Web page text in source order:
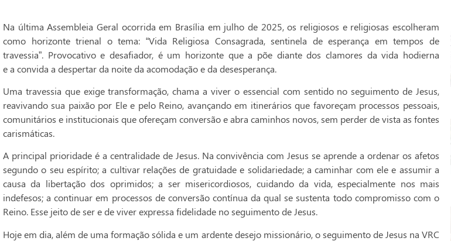
Na última Assembleia Geral ocorrida em Brasília em julho de 2025, os religiosos e religiosas escolheram
como horizonte trienal o tema: “Vida Religiosa Consagrada, sentinela de esperança em tempos de
travessia”. Provocativo e desafiador, é um horizonte que a põe diante dos clamores da vida hodierna
e a convida a despertar da noite da acomodação e da desesperança.
Uma travessia que exige transformação, chama a viver o essencial com sentido no seguimento de Jesus,
reavivando sua paixão por Ele e pelo Reino, avançando em itinerários que favoreçam processos pessoais,
comunitários e institucionais que ofereçam conversão e abra caminhos novos, sem perder de vista as fontes
carismáticas.
A principal prioridade é a centralidade de Jesus. Na convivência com Jesus se aprende a ordenar os afetos
segundo o seu espírito; a cultivar relações de gratuidade e solidariedade; a caminhar com ele e assumir a
causa da libertação dos oprimidos; a ser misericordiosos, cuidando da vida, especialmente nos mais
indefesos; a continuar em processos de conversão contínua da qual se sustenta todo compromisso com o
Reino. Esse jeito de ser e de viver expressa fidelidade no seguimento de Jesus.
Hoje em dia, além de uma formação sólida e um ardente desejo missionário, o seguimento de Jesus na VRC